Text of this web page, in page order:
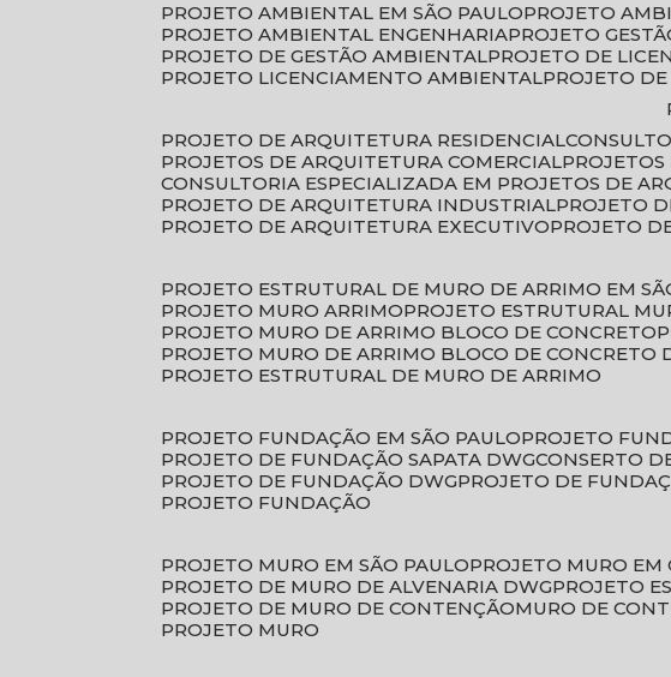
PROJETO AMBIENTAL EM SÃO PAULO
PROJETO
PROJETO AMBIENTAL ENGENHARIA
PROJETO
PROJETO DE GESTÃO AMBIENTAL
PROJETO DE
PROJETO LICENCIAMENTO AMBIENTAL
PROJETO
PROJETO DE ARQUITETURA RESIDENCIAL
PROJETOS DE ARQUITETURA COMERCIAL
CONSULTORIA ESPECIALIZADA EM PROJETOS DE
PROJETO DE ARQUITETURA INDUSTRIAL
PROJETO
PROJETO DE ARQUITETURA EXECUTIVO
PROJETO
PROJETO ESTRUTURAL DE MURO DE ARRIMO EM
PROJETO MURO ARRIMO
PROJETO ESTRUTURAL
PROJETO MURO DE ARRIMO BLOCO DE CONCRETO
PROJETO MURO DE ARRIMO BLOCO DE CONCRETO
PROJETO ESTRUTURAL DE MURO DE ARRIMO
PROJETO FUNDAÇÃO EM SÃO PAULO
PROJETO
PROJETO DE FUNDAÇÃO SAPATA DWG CONSERTO
PROJETO DE FUNDAÇÃO DWG
PROJETO DE
PROJETO FUNDAÇÃO
PROJETO MURO EM SÃO PAULO
PROJETO MURO
PROJETO DE MURO DE ALVENARIA DWG
PROJETO
PROJETO DE MURO DE CONTENÇÃO
MURO DE
PROJETO MURO